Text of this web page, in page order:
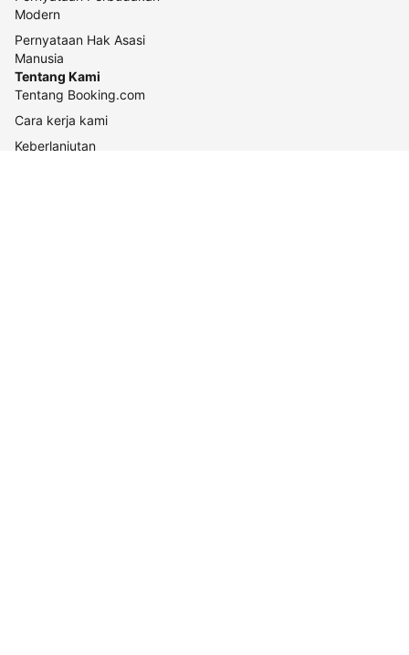
Modern
Pernyataan Hak Asasi
Manusia
Tentang Kami
Tentang Booking.com
Cara kerja kami
Keberlanjutan